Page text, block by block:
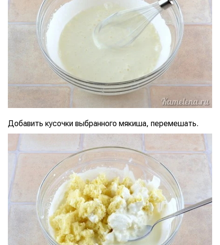
Добавить кусочки выбранного мякиша, перемешать.